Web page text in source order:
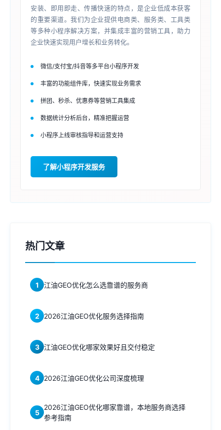
安装、即用即走、传播快速的特点，是企业低成本获客
的重要渠道。我们为企业提供电商类、服务类、工具类
等多种小程序解决方案，并集成丰富的营销工具，助力
企业快速实现用户增长和业务转化。
微信/支付宝/抖音等多平台小程序开发
丰富的功能组件库，快速实现业务需求
拼团、秒杀、优惠券等营销工具集成
数据统计分析后台，精准把握运营
小程序上线审核指导和运营支持
了解小程序开发服务
热门文章
1 江油GEO优化怎么选靠谱的服务商
2 2026江油GEO优化服务选择指南
3 江油GEO优化哪家效果好且交付稳定
4 2026江油GEO优化公司深度梳理
5
2026江油GEO优化哪家靠谱，本地服务商选择
参考指南